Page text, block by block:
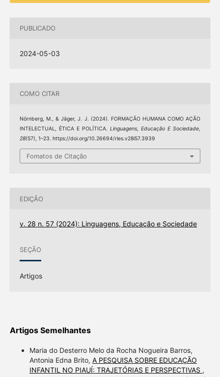
PUBLICADO
2024-05-03
COMO CITAR
Nörnberg, M., & Jäger, J. J. (2024). FORMAÇÃO HUMANA COMO AÇÃO
INTELECTUAL, ÉTICA E POLÍTICA.Linguagens, Educação E Sociedade,
28(57), 1–23. https://doi.org/10.26694/rles.v28i57.3939
Fomatos de Citação
EDIÇÃO
v. 28 n. 57 (2024): Linguagens, Educação e Sociedade
SEÇÃO
Artigos
Artigos Semelhantes
Maria do Desterro Melo da Rocha Nogueira Barros,
Antonia Edna Brito, A PESQUISA SOBRE EDUCAÇÃO
INFANTIL NO PIAUÍ: TRAJETÓRIAS E PERSPECTIVAS ,